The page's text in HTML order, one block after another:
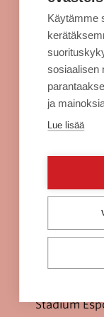
Evästeet
Sellon intra
Alko Espoo
Citymarket
Clas
Fuku
H&M Espoo
Stadium
Käytämme
sosiaalisen
ja
Lue lisää